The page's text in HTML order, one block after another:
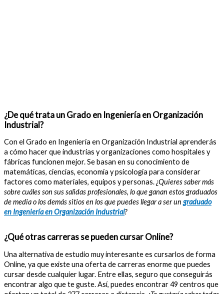
¿De qué trata un Grado en Ingeniería en Organización
Industrial?
Con el Grado en Ingeniería en Organización Industrial aprenderás
a cómo hacer que industrias y organizaciones como hospitales y
fábricas funcionen mejor. Se basan en su conocimiento de
matemáticas, ciencias, economía y psicología para considerar
factores como materiales, equipos y personas.¿Quieres saber más
sobre cuáles son sus salidas profesionales, lo que ganan estos graduados
de media o los demás sitios en los que puedes llegar a ser un graduado
en Ingeniería en Organización Industrial?
¿Qué otras carreras se pueden cursar Online?
Una alternativa de estudio muy interesante es cursarlos de forma
Online, ya que existe una oferta de carreras enorme que puedes
cursar desde cualquier lugar. Entre ellas, seguro que conseguirás
encontrar algo que te guste. Así, puedes encontrar 49 centros que